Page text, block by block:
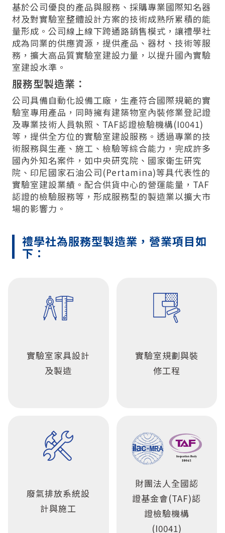
基於公司優良的產品與服務、採購專業國際知名器
材及對實驗室整體設計方案的技術成熟所累積的能
量形成。公司線上線下跨通路銷售模式，讓禮學社
成為同業的供應資源，提供產品、器材、技術等服
務，擴大高品質實驗室建設力量，以提升國內實驗
室建設水準。
服務型製造業：
公司具備自動化設備工廠，生產符合國際規範的實
驗室專用產品，同時擁有建築物室內裝修業登記證
及專業技術人員執照、TAF認證檢驗機構(I0041)
等，提供全方位的實驗室建設服務。透過專業的技
術服務與生產、施工、檢驗等綜合能力，完成許多
國內外知名案件，如中央研究院、國家衛生研究
院、印尼國家石油公司(Pertamina)等具代表性的
實驗室建設業績。配合供貨中心的營運能量，TAF
認證的檢驗服務等，形成服務型的製造業以擴大市
場的影響力。
禮學社為服務型製造業，營業項目如
下：
實驗室家具設計
及製造
實驗室規劃與裝
修工程
廢氣排放系統設
計與施工
財團法人全國認
證基金會(TAF)認
證檢驗機構
(I0041)